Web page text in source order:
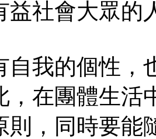
益社會大眾的
的個性，
，在團體生活
則，同時要能